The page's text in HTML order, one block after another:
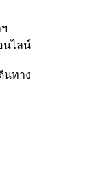
นไลน์
นทาง